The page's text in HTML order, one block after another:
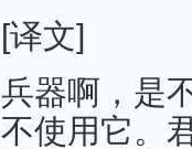
[译文]
兵器啊，是
不使用它。